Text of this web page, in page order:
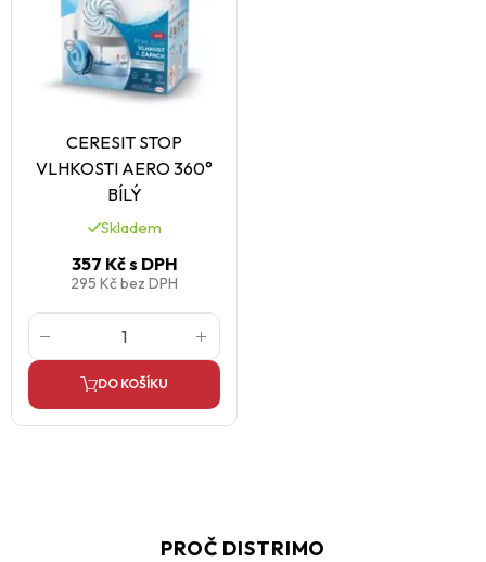
CERESIT STOP
VLHKOSTI AERO 360°
BÍLÝ
Skladem
357 Kčs DPH
295 Kčbez DPH
DO KOŠÍKU
PROČ DISTRIMO